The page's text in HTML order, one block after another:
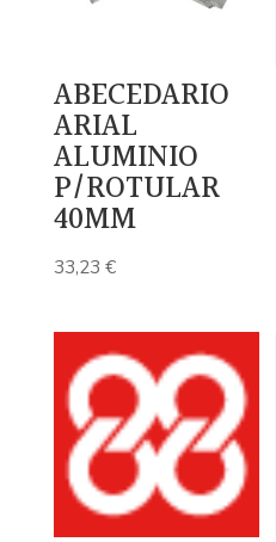
ABECEDARIO
ARIAL
ALUMINIO
P/ROTULAR
40MM
33,23 €